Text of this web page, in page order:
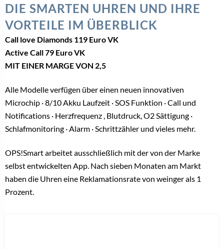
DIE SMARTEN UHREN UND IHRE
VORTEILE IM ÜBERBLICK
Call love Diamonds 119 Euro VK
Active Call 79 Euro VK
MIT EINER MARGE VON 2,5
Alle Modelle verfügen über einen neuen innovativen
Microchip · 8/10 Akku Laufzeit · SOS Funktion · Call und
Notifications · Herzfrequenz , Blutdruck, O2 Sättigung ·
Schlafmonitoring · Alarm · Schrittzähler und vieles mehr.
OPS!Smart arbeitet ausschließlich mit der von der Marke
selbst entwickelten App. Nach sieben Monaten am Markt
haben die Uhren eine Reklamationsrate von weinger als 1
Prozent.